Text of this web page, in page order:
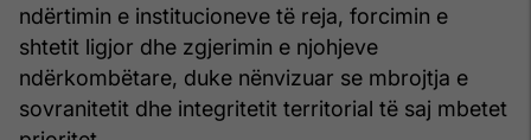
ndërtimin e institucioneve të reja, forcimin e
shtetit ligjor dhe zgjerimin e njohjeve
ndërkombëtare, duke nënvizuar se mbrojtja e
sovranitetit dhe integritetit territorial të saj mbetet